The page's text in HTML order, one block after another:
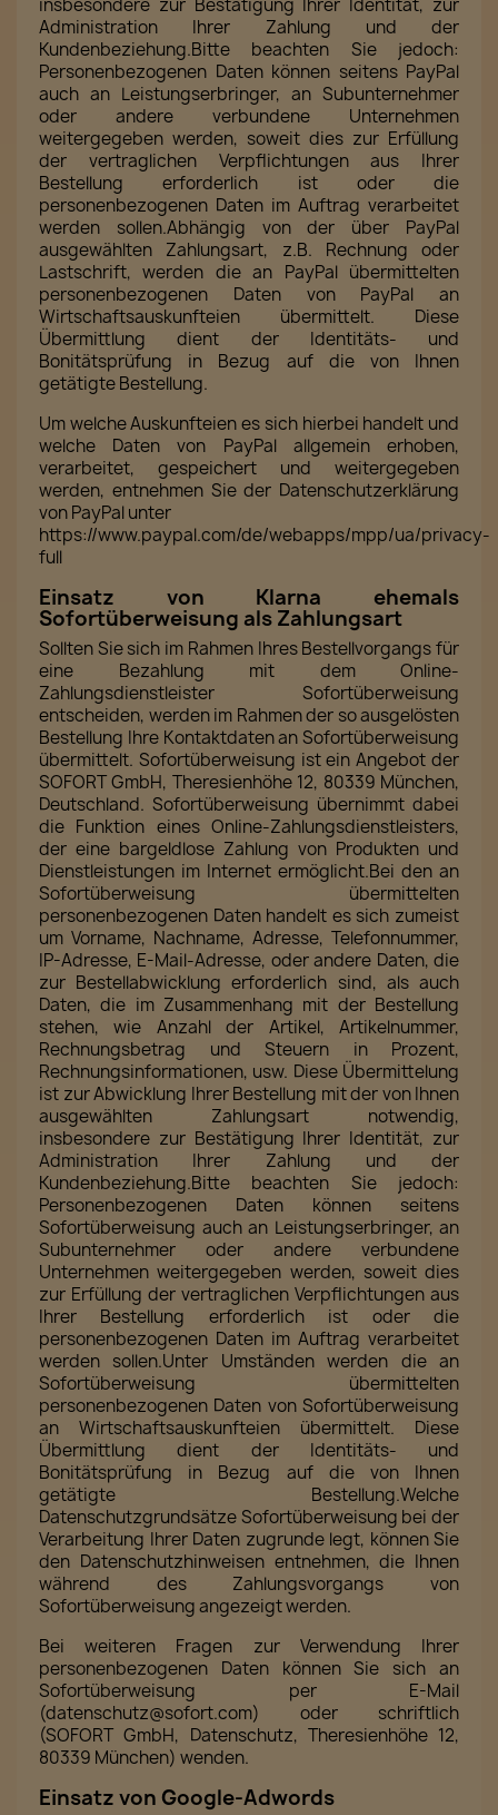
insbesondere zur Bestätigung Ihrer Identität, zur
Administration Ihrer Zahlung und der
Kundenbeziehung.Bitte beachten Sie jedoch:
Personenbezogenen Daten können seitens PayPal
auch an Leistungserbringer, an Subunternehmer
oder andere verbundene Unternehmen
weitergegeben werden, soweit dies zur Erfüllung
der vertraglichen Verpflichtungen aus Ihrer
Bestellung erforderlich ist oder die
personenbezogenen Daten im Auftrag verarbeitet
werden sollen.Abhängig von der über PayPal
ausgewählten Zahlungsart, z.B. Rechnung oder
Lastschrift, werden die an PayPal übermittelten
personenbezogenen Daten von PayPal an
Wirtschaftsauskunfteien übermittelt. Diese
Übermittlung dient der Identitäts- und
Bonitätsprüfung in Bezug auf die von Ihnen
getätigte Bestellung.
Um welche Auskunfteien es sich hierbei handelt und
welche Daten von PayPal allgemein erhoben,
verarbeitet, gespeichert und weitergegeben
werden, entnehmen Sie der Datenschutzerklärung
von PayPal unter
https://www.paypal.com/de/webapps/mpp/ua/privacy-
full
Einsatz von Klarna ehemals
Sofortüberweisung als Zahlungsart
Sollten Sie sich im Rahmen Ihres Bestellvorgangs für
eine Bezahlung mit dem Online-
Zahlungsdienstleister Sofortüberweisung
entscheiden, werden im Rahmen der so ausgelösten
Bestellung Ihre Kontaktdaten an Sofortüberweisung
übermittelt. Sofortüberweisung ist ein Angebot der
SOFORT GmbH, Theresienhöhe 12, 80339 München,
Deutschland. Sofortüberweisung übernimmt dabei
die Funktion eines Online-Zahlungsdienstleisters,
der eine bargeldlose Zahlung von Produkten und
Dienstleistungen im Internet ermöglicht.Bei den an
Sofortüberweisung übermittelten
personenbezogenen Daten handelt es sich zumeist
um Vorname, Nachname, Adresse, Telefonnummer,
IP-Adresse, E-Mail-Adresse, oder andere Daten, die
zur Bestellabwicklung erforderlich sind, als auch
Daten, die im Zusammenhang mit der Bestellung
stehen, wie Anzahl der Artikel, Artikelnummer,
Rechnungsbetrag und Steuern in Prozent,
Rechnungsinformationen, usw. Diese Übermittelung
ist zur Abwicklung Ihrer Bestellung mit der von Ihnen
ausgewählten Zahlungsart notwendig,
insbesondere zur Bestätigung Ihrer Identität, zur
Administration Ihrer Zahlung und der
Kundenbeziehung.Bitte beachten Sie jedoch:
Personenbezogenen Daten können seitens
Sofortüberweisung auch an Leistungserbringer, an
Subunternehmer oder andere verbundene
Unternehmen weitergegeben werden, soweit dies
zur Erfüllung der vertraglichen Verpflichtungen aus
Ihrer Bestellung erforderlich ist oder die
personenbezogenen Daten im Auftrag verarbeitet
werden sollen.Unter Umständen werden die an
Sofortüberweisung übermittelten
personenbezogenen Daten von Sofortüberweisung
an Wirtschaftsauskunfteien übermittelt. Diese
Übermittlung dient der Identitäts- und
Bonitätsprüfung in Bezug auf die von Ihnen
getätigte Bestellung.Welche
Datenschutzgrundsätze Sofortüberweisung bei der
Verarbeitung Ihrer Daten zugrunde legt, können Sie
den Datenschutzhinweisen entnehmen, die Ihnen
während des Zahlungsvorgangs von
Sofortüberweisung angezeigt werden.
Bei weiteren Fragen zur Verwendung Ihrer
personenbezogenen Daten können Sie sich an
Sofortüberweisung per E-Mail
(datenschutz@sofort.com) oder schriftlich
(SOFORT GmbH, Datenschutz, Theresienhöhe 12,
80339 München) wenden.
Einsatz von Google-Adwords